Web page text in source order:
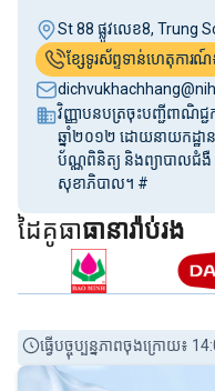
St 88 ផ្លូវលេខ8, Trung
ខ្សែទូរស័ព្ទទាន់ហេតុការណ៍
វិញ្ញាបនបត្រចុះបញ្ជីពាណិជ្
ឆ្នាំ២០១២ ដោយនាយកដ្ឋា
ប័ណ្ណពិនិត្យ និងព្យាបាលជំ
សុខាភិបាល។ #
ដៃគូធាធានារ៉ាប់រង
ធ្វើបច្ចុប្បន្នភាពចុងក្រោយ៖